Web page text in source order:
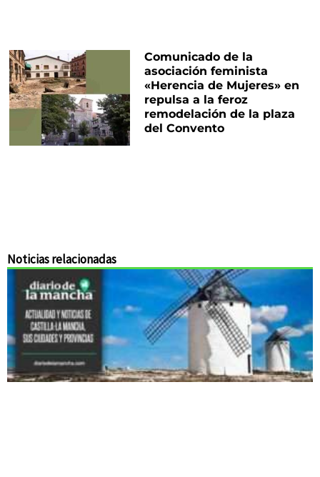
Comunicado de la
asociación feminista
«Herencia de Mujeres» en
repulsa a la feroz
remodelación de la plaza
del Convento
Noticias relacionadas